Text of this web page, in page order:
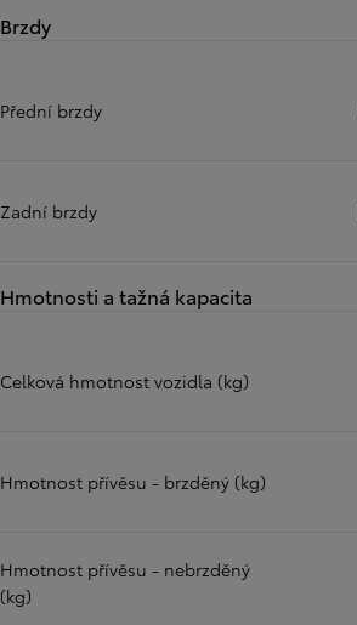
Brzdy
Přední brzdy
Zadní brzdy
Hmotnosti a tažná kapacita
Celková hmotnost vozidla (kg)
Hmotnost přívěsu - brzděný (kg)
Hmotnost přívěsu - nebrzděný
(kg)